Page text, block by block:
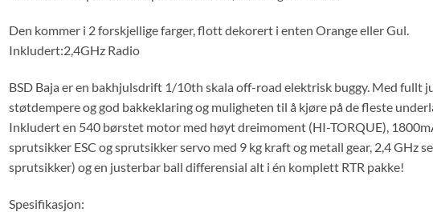
Den kommer i 2 forskjellige farger, flott dekorert i enten Orange eller Gul.
Inkludert:2,4GHz Radio
BSD Baja er en bakhjulsdrift 1/10th skala off-road elektrisk buggy. Med fullt
støtdempere og god bakkeklaring og muligheten til å kjøre på de fleste
Inkludert en 540 børstet motor med høyt dreimoment (HI-TORQUE),
sprutsikker ESC og sprutsikker servo med 9 kg kraft og metall gear, 2,4 GHz
sprutsikker) og en justerbar ball differensial alt i én komplett RTR pakke!
Spesifikasjon: